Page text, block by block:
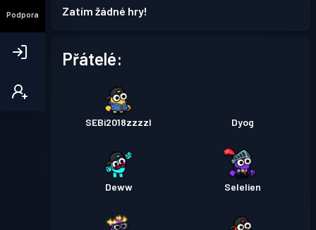
Podpora Zatím žádné hry!
Přátelé:
SEBi2018zzzzI Dyog
Deww Selelien